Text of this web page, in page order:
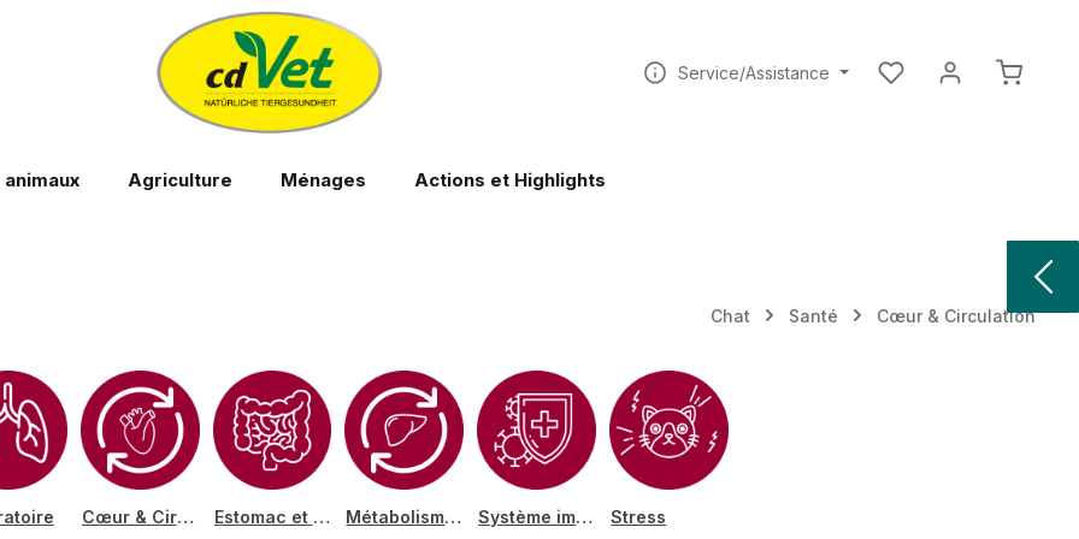
Service/Assistance
Vous avez 0 articles
Le
Agriculture Ménages Actions et Highlights
Chat Santé Cœur & Circulation
Cœur & Circulation Estomac et intestin Métabolisme & Foie Système immunitaire Stress